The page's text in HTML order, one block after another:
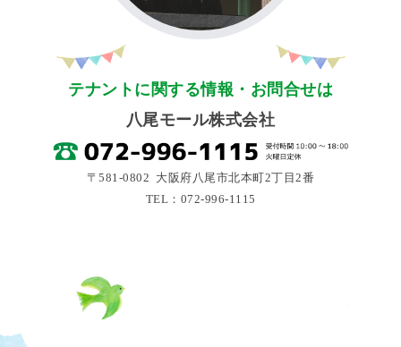
テナントに関する情報・お問合せは
八尾モール株式会社
〒581-0802 大阪府八尾市北本町2丁目2番
TEL：072-996-1115